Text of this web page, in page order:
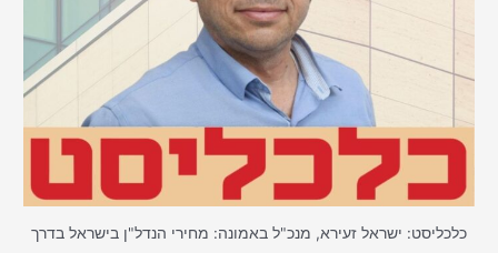
כלכליסט: ישראל זעירא, מנכ"ל באמונה: מחירי הנדל"ן בישראל בדרך